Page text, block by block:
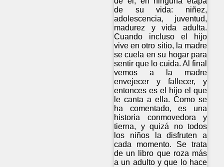
de su vida: niñez,
adolescencia, juventud,
madurez y vida adulta.
Cuando incluso el hijo
vive en otro sitio, la madre
se cuela en su hogar para
sentir que lo cuida. Al final
vemos a la madre
envejecer y fallecer, y
entonces es el hijo el que
le canta a ella. Como se
ha comentado, es una
historia conmovedora y
tierna, y quizá no todos
los niños la disfruten a
cada momento. Se trata
de un libro que roza más
a un adulto y que lo hace